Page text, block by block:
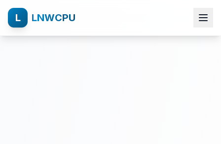
L LNWCPU